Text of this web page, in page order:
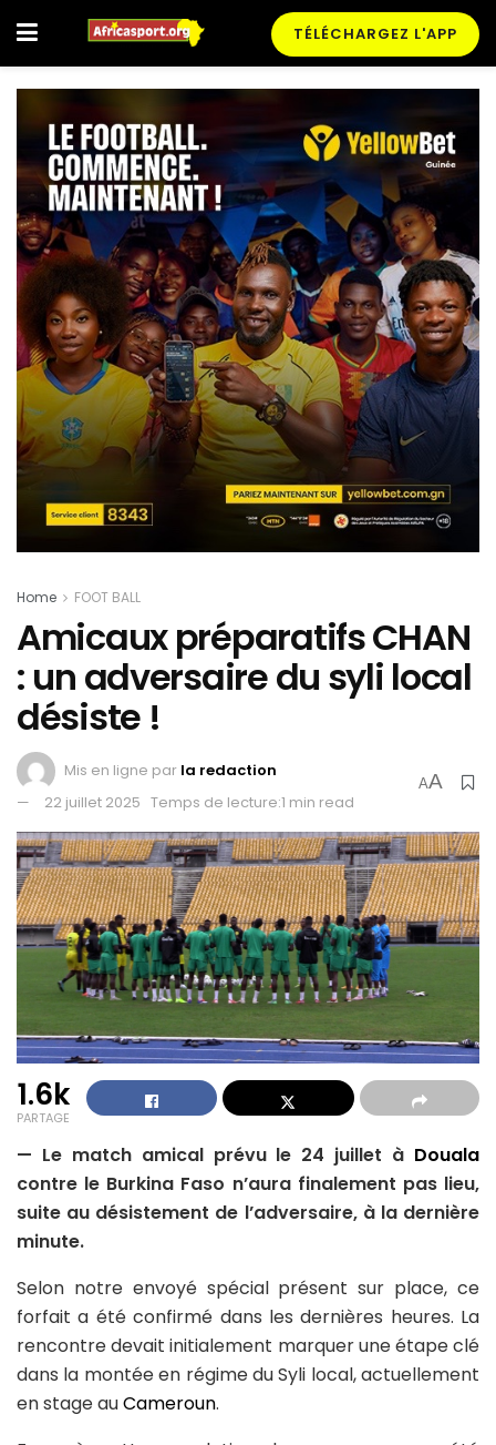
TÉLÉCHARGEZ L'APP
Home FOOT BALL
Amicaux préparatifs CHAN
: un adversaire du syli local
désiste !
Mis en ligne par la redaction
22 juillet 2025 Temps de lecture:1 min read
AA
1.6k
PARTAGE
— Le match amical prévu le 24 juillet à Douala
contre le Burkina Faso n’aura finalement pas lieu,
suite au désistement de l’adversaire, à la dernière
minute.
Selon notre envoyé spécial présent sur place, ce
forfait a été confirmé dans les dernières heures. La
rencontre devait initialement marquer une étape clé
dans la montée en régime du Syli local, actuellement
en stage auCameroun.